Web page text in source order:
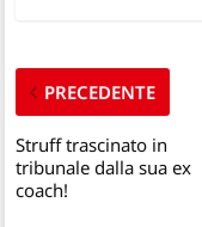
PRECEDENTE
Struff trascinato in
tribunale dalla sua ex
coach!